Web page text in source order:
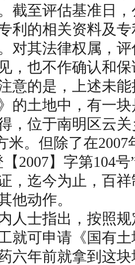
截至评估基准日
利的相关资料及
对其法律权属，
，也不作确认和
的是，上述未能
的土地中，有一
，位于南明区云
米。但除了在2007
2007】字第104
，迄今为止，百
他动作。
士指出，按照规
就可申请《国有
六年前就拿到这